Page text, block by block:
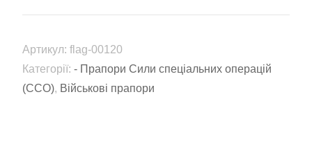
операцій
сил
України
(ССО)
Артикул: flag-00120
Категорії: - Прапори Сили спеціальних операцій
(ССО), Військові прапори